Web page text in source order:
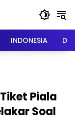
INDONESIA
Piala
Soal